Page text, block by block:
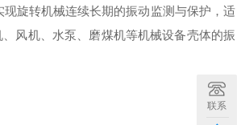
现旋转机械连续长期的振动监测与保护，适
风机、水泵、磨煤机等机械设备壳体的振
联系